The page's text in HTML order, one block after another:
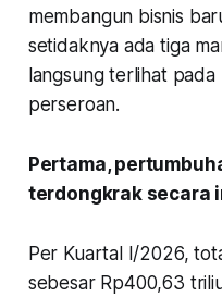
membangun bisnis
setidaknya ada tiga
langsung terlihat
perseroan.
Pertama,
terdongkrak secara
Per Kuartal I/2026,
sebesar Rp400,63